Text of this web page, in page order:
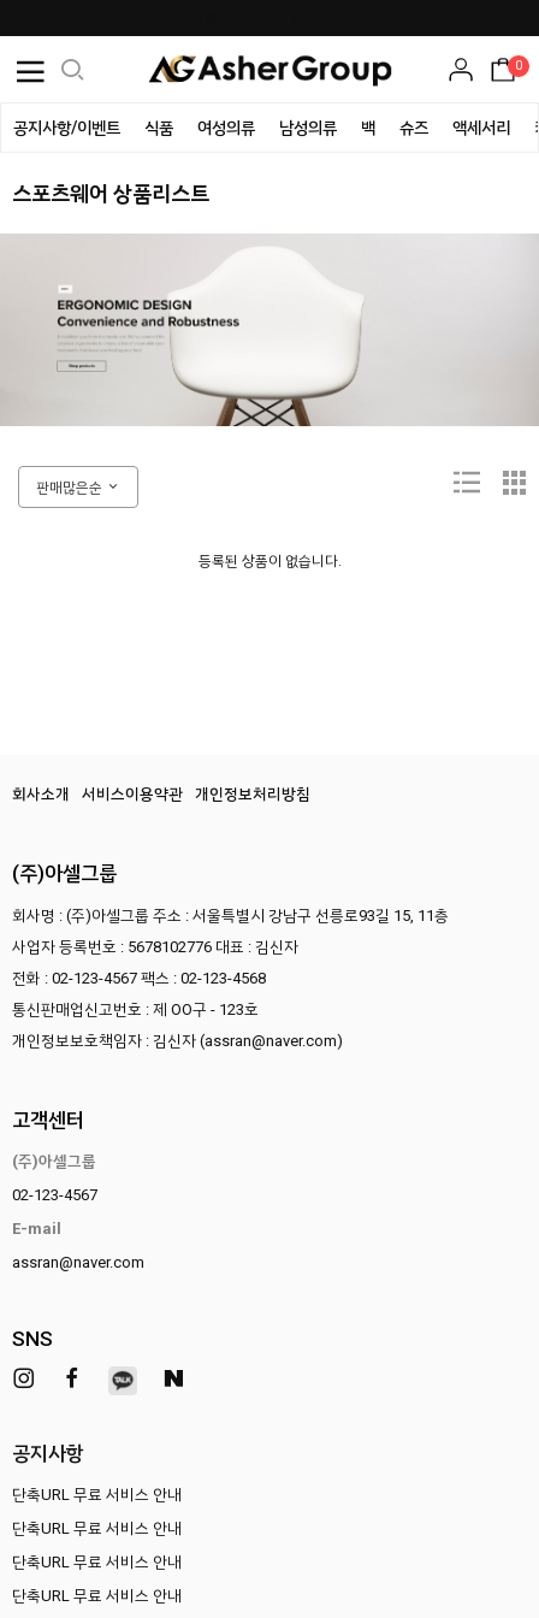
0
공지사항/이벤트 식품 여성의류 남성의류 백 슈즈 액세서리
스포츠웨어 상품리스트
판매많은순
등록된 상품이 없습니다.
회사소개 서비스이용약관 개인정보처리방침
(주)아셀그룹
회사명 : (주)아셀그룹 주소 : 서울특별시 강남구 선릉로93길 15, 11층
사업자 등록번호 : 5678102776 대표 : 김신자
전화 : 02-123-4567 팩스 : 02-123-4568
통신판매업신고번호 : 제 OO구 - 123호
개인정보보호책임자 : 김신자 (assran@naver.com)
고객센터
(주)아셀그룹
02-123-4567
E-mail
assran@naver.com
SNS
공지사항
단축URL 무료 서비스 안내
단축URL 무료 서비스 안내
단축URL 무료 서비스 안내
단축URL 무료 서비스 안내